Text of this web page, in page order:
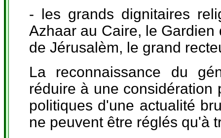
- les grands dignitaires
Azhaar au Caire, le
de Jérusalèm, le grand
La reconnaissance du
réduire à une considération
politiques d'une actualité
ne peuvent être réglés qu'à